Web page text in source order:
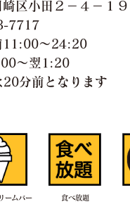
崎区小田２−４−１９
7717
11:00〜24:20
〜翌1:20
20分前となります
ームバー 食べ放題